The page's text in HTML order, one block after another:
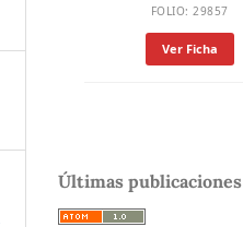
FOLIO: 29857
Ver Ficha
Últimas publicaciones